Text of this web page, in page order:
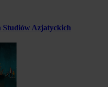
Studiów Azjatyckich